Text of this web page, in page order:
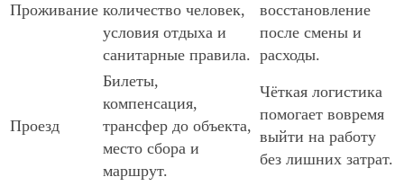
Проживание количество человек,
условия отдыха и
санитарные правила.
восстановление
после смены и
расходы.
Проезд
Билеты,
компенсация,
трансфер до объекта,
место сбора и
маршрут.
Чёткая логистика
помогает вовремя
выйти на работу
без лишних затрат.